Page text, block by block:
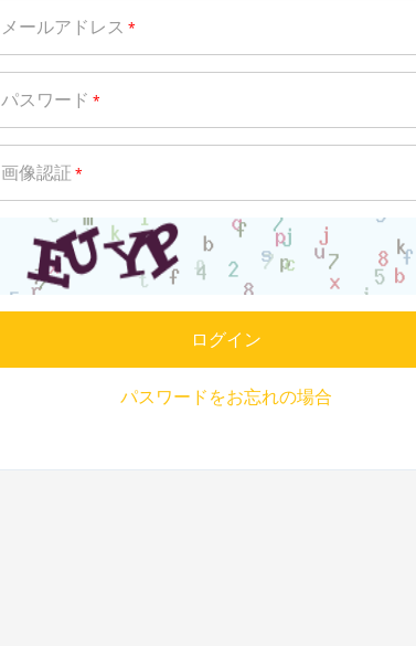
メールアドレス *
パスワード *
画像認証 *
ログイン
パスワードをお忘れの場合